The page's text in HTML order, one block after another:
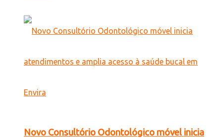
Novo Consultório Odontológico móvel inicia